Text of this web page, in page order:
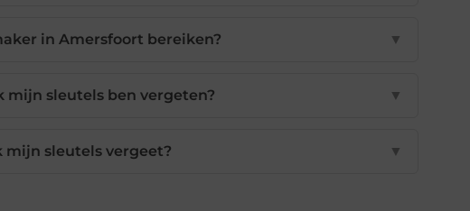
in Amersfoort bereiken? ▼
mijn sleutels ben vergeten? ▼
mijn sleutels vergeet? ▼